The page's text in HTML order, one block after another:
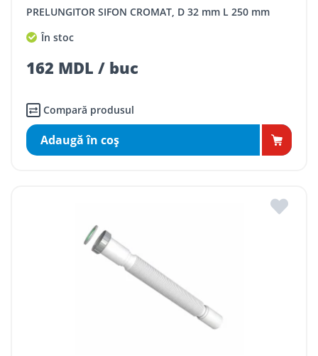
PRELUNGITOR SIFON CROMAT, D 32 mm L 250 mm
În stoc
162 MDL / buc
Compară produsul
Adaugă în coş